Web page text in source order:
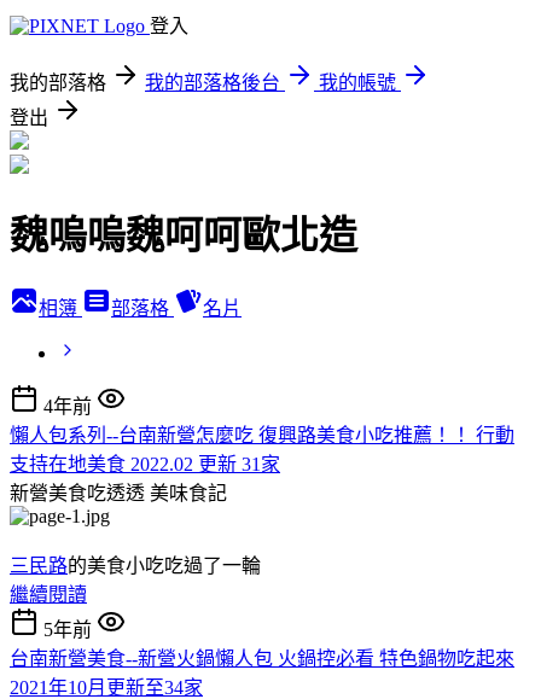
登入
我的部落格 我的部落格後台
我的帳號
登出
魏嗚嗚魏呵呵歐北造
相簿 部落格 名片
4年前
懶人包系列--台南新營怎麼吃 復興路美食小吃推薦！！ 行動
支持在地美食 2022.02 更新 31家
新營美食吃透透 美味食記
三民路的美食小吃吃過了一輪
繼續閱讀
5年前
台南新營美食--新營火鍋懶人包 火鍋控必看 特色鍋物吃起來
2021年10月更新至34家